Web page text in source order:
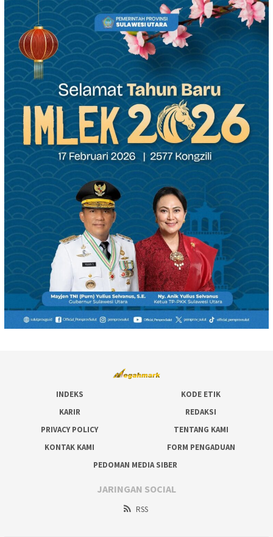
INDEKS
KODE ETIK
KARIR
REDAKSI
PRIVACY POLICY
TENTANG KAMI
KONTAK KAMI
FORM PENGADUAN
PEDOMAN MEDIA SIBER
JARINGAN SOCIAL
RSS